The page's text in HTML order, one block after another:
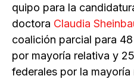
quipo para la
doctora Claudia
coalición parcial para
por mayoría relativa y
federales por la mayoría